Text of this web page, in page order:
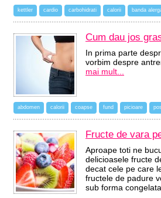
kettler cardio carbohidrati calorii banda
Cum dau jos
In prima parte
vorbim despre
mai mult...
abdomen calorii coapse fund picioare
Fructe de vara
Aproape toti ne
delicioasele fructe
decat cele pe care
fructele de padure
sub forma